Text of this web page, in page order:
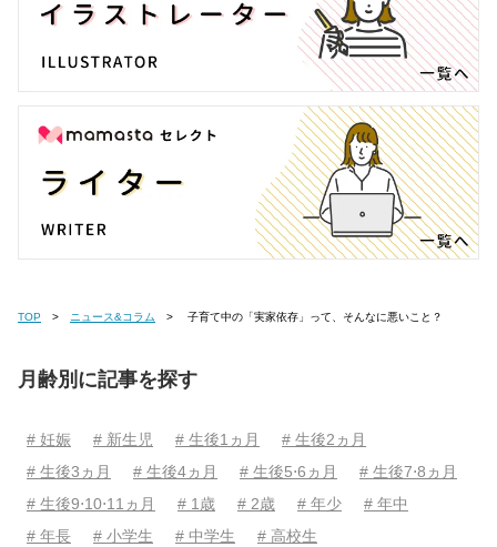
TOP ニュース&コラム 子育て中の「実家依存」って、そんなに悪いこと？
月齢別に記事を探す
# 妊娠 # 新生児 # 生後1ヵ月
# 生後2ヵ月
# 生後3ヵ月
# 生後4ヵ月 # 生後5⋅6ヵ月
# 生後7⋅8ヵ月
# 生後9⋅10⋅11ヵ月
# 1歳 # 2歳 # 年少
# 年中
# 年長
# 小学生 # 中学生 # 高校生